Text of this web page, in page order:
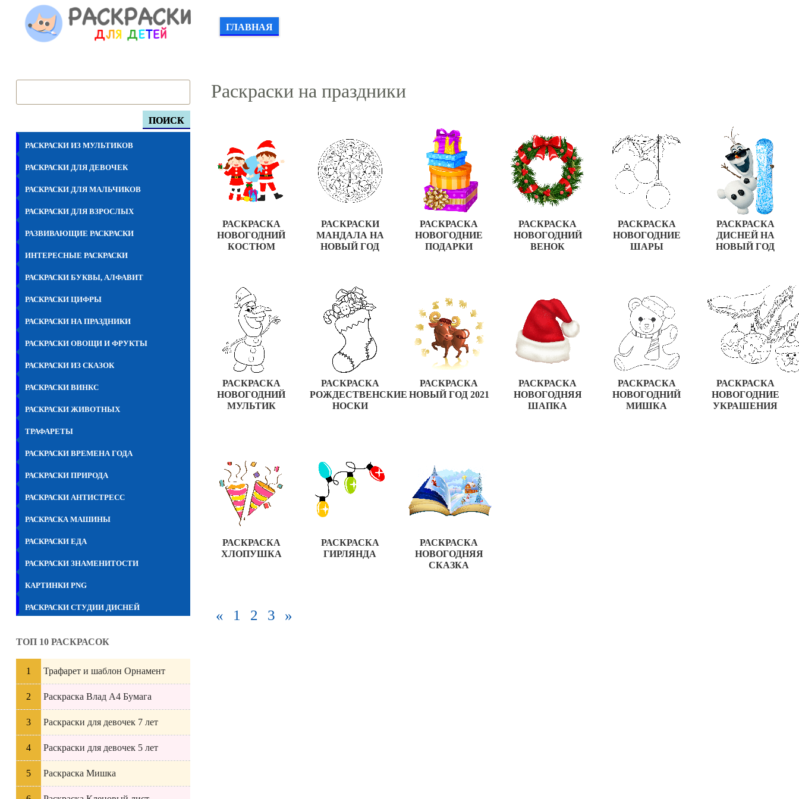
ГЛАВНАЯ
ПОИСК
РАСКРАСКИ ИЗ МУЛЬТИКОВ
РАСКРАСКИ ДЛЯ ДЕВОЧЕК
РАСКРАСКИ ДЛЯ МАЛЬЧИКОВ
РАСКРАСКИ ДЛЯ ВЗРОСЛЫХ
РАЗВИВАЮЩИЕ РАСКРАСКИ
ИНТЕРЕСНЫЕ РАСКРАСКИ
РАСКРАСКИ БУКВЫ, АЛФАВИТ
РАСКРАСКИ ЦИФРЫ
РАСКРАСКИ НА ПРАЗДНИКИ
РАСКРАСКИ ОВОЩИ И ФРУКТЫ
РАСКРАСКИ ИЗ СКАЗОК
РАСКРАСКИ ВИНКС
РАСКРАСКИ ЖИВОТНЫХ
ТРАФАРЕТЫ
РАСКРАСКИ ВРЕМЕНА ГОДА
РАСКРАСКИ ПРИРОДА
РАСКРАСКИ АНТИСТРЕСС
РАСКРАСКА МАШИНЫ
РАСКРАСКИ ЕДА
РАСКРАСКИ ЗНАМЕНИТОСТИ
КАРТИНКИ PNG
РАСКРАСКИ СТУДИИ ДИСНЕЙ
ТОП 10 РАСКРАСОК
Трафарет и шаблон Орнамент
Раскраска Влад А4 Бумага
Раскраски для девочек 7 лет
Раскраски для девочек 5 лет
Раскраска Мишка
Раскраски на праздники
РАСКРАСКА
НОВОГОДНИЙ
КОСТЮМ
РАСКРАСКИ
МАНДАЛА НА
НОВЫЙ ГОД
РАСКРАСКА
НОВОГОДНИЕ
ПОДАРКИ
РАСКРАСКА
НОВОГОДНИЙ
ВЕНОК
РАСКРАСКА
НОВОГОДНИЕ
ШАРЫ
РАСКРАСКА
ДИСНЕЙ НА
НОВЫЙ ГОД
РАСКРАСКА
НОВОГОДНИЙ
МУЛЬТИК
РАСКРАСКА
РОЖДЕСТВЕНСКИЕ
НОСКИ
РАСКРАСКА
НОВЫЙ ГОД 2021
РАСКРАСКА
НОВОГОДНЯЯ
ШАПКА
РАСКРАСКА
НОВОГОДНИЙ
МИШКА
РАСКРАСКА
НОВОГОДНИЕ
УКРАШЕНИЯ
РАСКРАСКА
ХЛОПУШКА
РАСКРАСКА
ГИРЛЯНДА
РАСКРАСКА
НОВОГОДНЯЯ
СКАЗКА
« 1 2 3 »